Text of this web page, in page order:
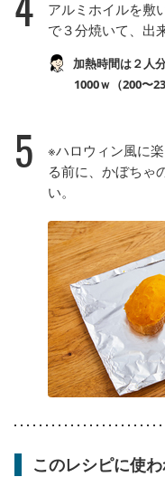
アルミホイルを敷
で３分焼いて、出
加熱時間は２人
1000ｗ（200〜
5
※ハロウィン風に
る前に、かぼちゃ
い。
このレシピに使